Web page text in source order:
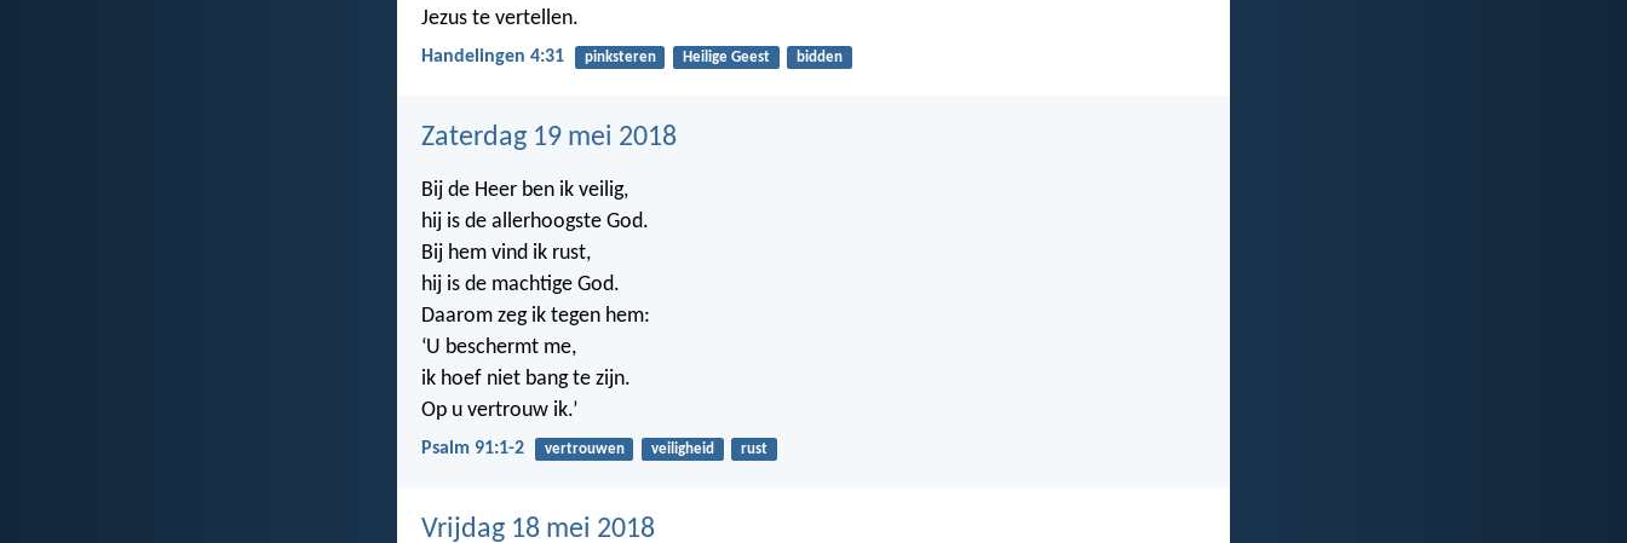
Jezus te vertellen.
Handelingen 4:31 pinksteren Heilige Geest bidden
Zaterdag 19 mei 2018
Bij de Heer ben ik veilig,
hij is de allerhoogste God.
Bij hem vind ik rust,
hij is de machtige God.
Daarom zeg ik tegen hem:
‘U beschermt me,
ik hoef niet bang te zijn.
Op u vertrouw ik.’
Psalm 91:1-2 vertrouwen veiligheid rust
Vrijdag 18 mei 2018